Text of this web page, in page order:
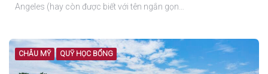
Angeles (hay còn được biết với tên ngắn gọn…
CHÂU MỸ QUỸ HỌC BỔNG